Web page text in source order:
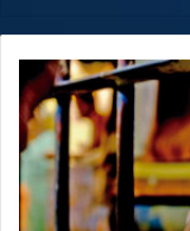
Desde
la
cárcel,
adultos
mayores
dedican
canción